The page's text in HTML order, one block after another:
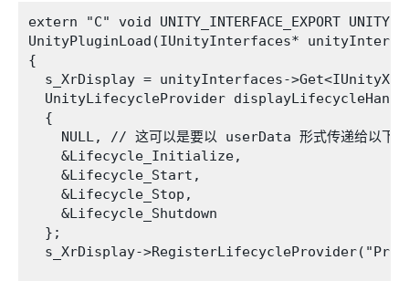
extern "C" void UNITY_INTERFACE_EXPORT
UnityPluginLoad(IUnityInterfaces*
{
s_XrDisplay = unityInterfaces-
UnityLifecycleProvider
  {
NULL, // 这可以是要以 userData 形式传递给以下函
    &Lifecycle_Initialize,
    &Lifecycle_Start,
    &Lifecycle_Stop,
    &Lifecycle_Shutdown
  };
s_XrDisplay-